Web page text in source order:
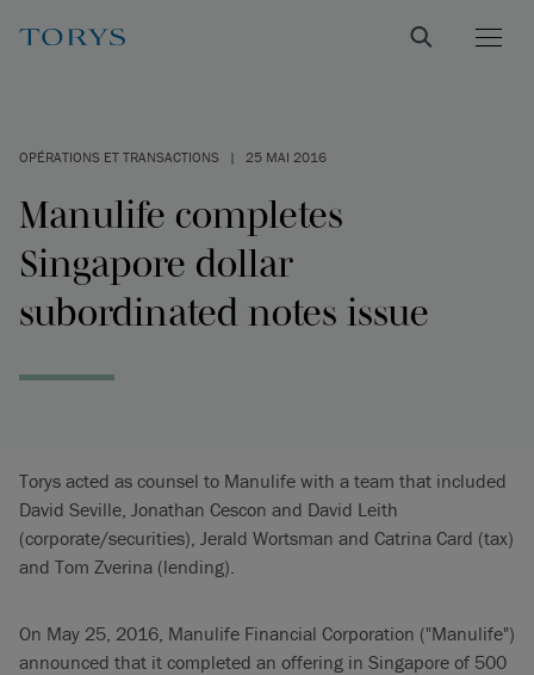
OPÉRATIONS ET TRANSACTIONS | 25 MAI 2016
Manulife completes
Singapore dollar
subordinated notes issue
Torys acted as counsel to Manulife with a team that included
David Seville, Jonathan Cescon and David Leith
(corporate/securities), Jerald Wortsman and Catrina Card (tax)
and Tom Zverina (lending).
On May 25, 2016, Manulife Financial Corporation ("Manulife")
announced that it completed an offering in Singapore of 500